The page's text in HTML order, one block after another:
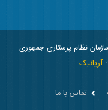
نظام پرستاری جمهوری
:آریانیک
تماس با ما